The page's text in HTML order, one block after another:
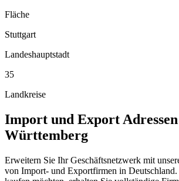
Fläche
Stuttgart
Landeshauptstadt
35
Landkreise
Import und Export
Württemberg
Erweitern Sie Ihr Geschäftsnetzwerk mit
von Import- und Exportfirmen in Deutschland.